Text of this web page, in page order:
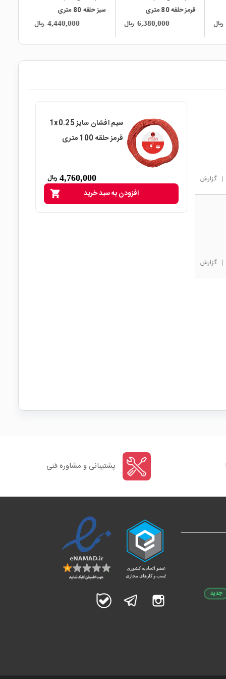
ریال
قرمز حلقه 80 متری
6,380,000 ریال
سبز حلقه 80 متری
4,440,000 ریال
| گزارش
| گزارش
سیم افشان سایز 1x0.25
قرمز حلقه 100 متری
4,760,000 ریال
shopping_cart افزودن به سبد خرید
پشتیبانی و مشاوره فنی
جدید اینستاگرام تلگرام